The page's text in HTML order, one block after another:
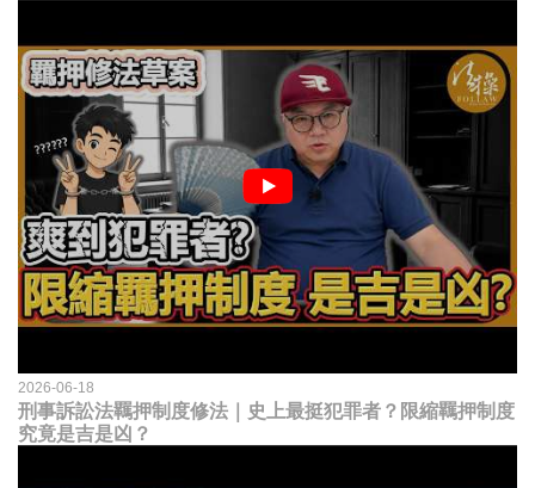
2026-06-18
刑事訴訟法羈押制度修法｜史上最挺犯罪者？限縮羈押制度
究竟是吉是凶？